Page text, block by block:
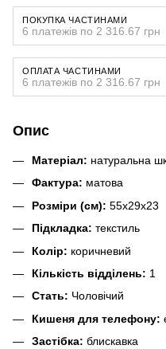
ПОКУПКА ЧАСТИНАМИ
6 платежів по 2 316.67 грн
ОПЛАТА ЧАСТИНАМИ
6 платежів по 2 316.67 грн
Опис
Матеріал: натуральна
Фактура: матова
Розміри (см): 55х29х23
Підкладка: текстиль
Колір: коричневий
Кількість відділень: 1
Стать: Чоловічий
Кишеня для телефону:
Застібка: блискавка